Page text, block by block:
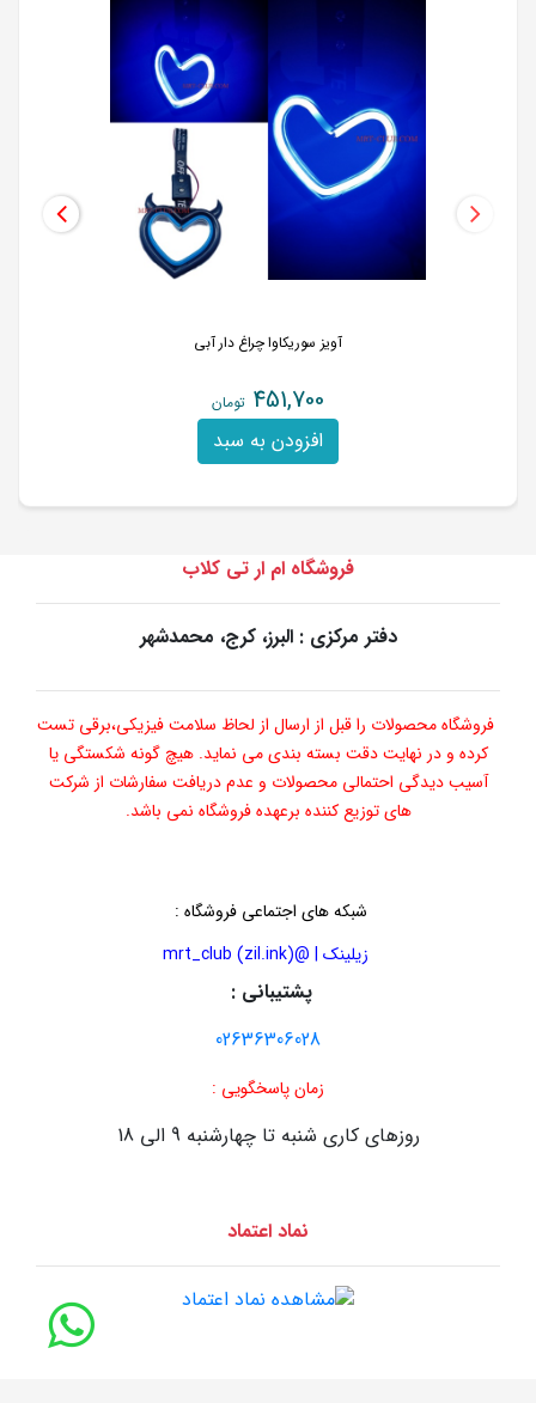
آویز سوریکاوا چراغ دار آبی
451,700 تومان
افزودن به سبد
فروشگاه ام ار تی کلاب
دفتر مرکزی : البرز، کرج، محمدشهر
فروشگاه محصولات را قبل از ارسال از لحاظ سلامت فیزیکی،برقی تست
کرده و در نهایت دقت بسته بندی می نماید. هیچ گونه شکستگی یا
آسیب دیدگی احتمالی محصولات و عدم دریافت سفارشات از شرکت
های توزیع کننده برعهده فروشگاه نمی باشد.
شبکه های اجتماعی فروشگاه :
زیلینک | @mrt_club (zil.ink)
پشتیبانی :
02636306028
زمان پاسخگویی :
روزهای کاری شنبه تا چهارشنبه 9 الی 18
نماد اعتماد